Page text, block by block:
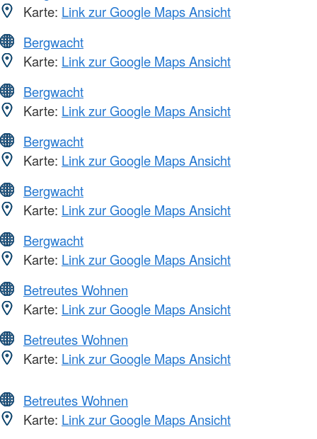
Karte: Link zur Google Maps Ansicht
Bergwacht
Karte: Link zur Google Maps Ansicht
Bergwacht
Karte: Link zur Google Maps Ansicht
Bergwacht
Karte: Link zur Google Maps Ansicht
Bergwacht
Karte: Link zur Google Maps Ansicht
Bergwacht
Karte: Link zur Google Maps Ansicht
Betreutes Wohnen
Karte: Link zur Google Maps Ansicht
Betreutes Wohnen
Karte: Link zur Google Maps Ansicht
Betreutes Wohnen
Karte: Link zur Google Maps Ansicht